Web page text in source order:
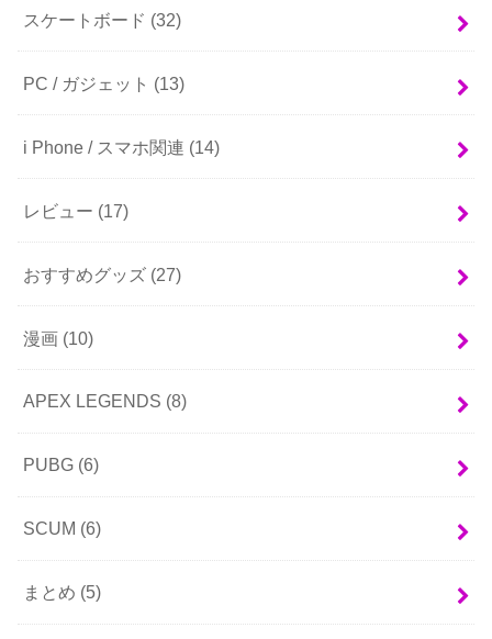
スケートボード (32)
PC / ガジェット (13)
i Phone / スマホ関連 (14)
レビュー (17)
おすすめグッズ (27)
漫画 (10)
APEX LEGENDS (8)
PUBG (6)
SCUM (6)
まとめ (5)